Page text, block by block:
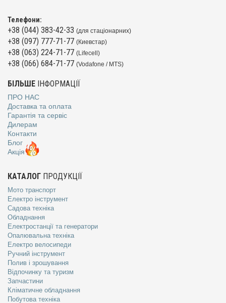
Телефони:
+38 (044) 383-42-33 (для стаціонарних)
+38 (097) 777-71-77 (Киевстар)
+38 (063) 224-71-77 (Lifecell)
+38 (066) 684-71-77 (Vodafone / MTS)
БІЛЬШЕ ІНФОРМАЦІЇ
ПРО НАС
Доставка та оплата
Гарантія та сервіс
Дилерам
Контакти
Блог
Акція
КАТАЛОГ ПРОДУКЦІЇ
Мото транспорт
Електро інструмент
Садова техніка
Обладнання
Електростанції та генератори
Опалювальна техніка
Електро велосипеди
Ручний інструмент
Полив і зрошування
Відпочинку та туризм
Запчастини
Кліматичне обладнання
Побутова техніка